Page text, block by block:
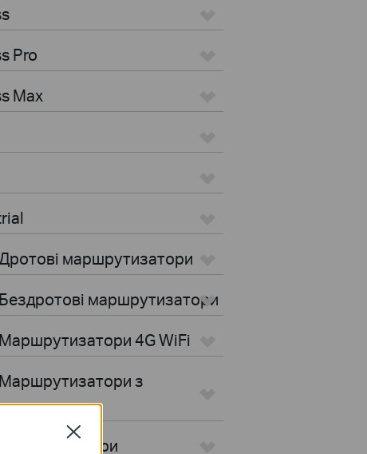
Pro
Max
маршрутизатори
маршрутизатори
4G WiFi
з
контролери
Close